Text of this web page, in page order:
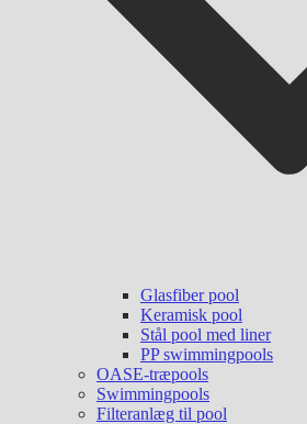
Glasfiber pool
Keramisk pool
Stål pool med liner
PP swimmingpools
OASE-træpools
Swimmingpools
Filteranlæg til pool